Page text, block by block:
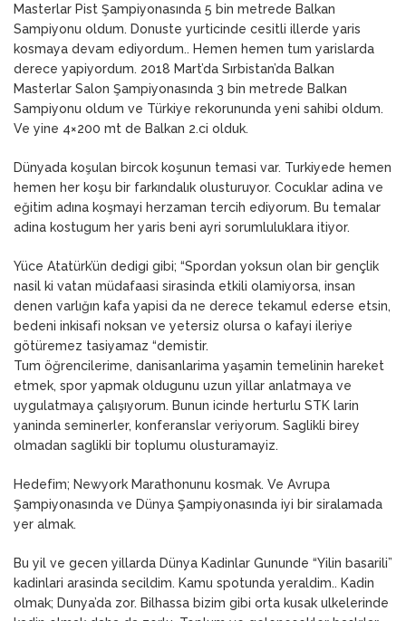
Masterlar Pist Şampiyonasında 5 bin metrede Balkan
Sampiyonu oldum. Donuste yurticinde cesitli illerde yaris
kosmaya devam ediyordum.. Hemen hemen tum yarislarda
derece yapiyordum. 2018 Mart’da Sırbistan’da Balkan
Masterlar Salon Şampiyonasında 3 bin metrede Balkan
Sampiyonu oldum ve Türkiye rekorununda yeni sahibi oldum.
Ve yine 4×200 mt de Balkan 2.ci olduk.
Dünyada koşulan bircok koşunun temasi var. Turkiyede hemen
hemen her koşu bir farkındalık olusturuyor. Cocuklar adina ve
eğitim adına koşmayi herzaman tercih ediyorum. Bu temalar
adina kostugum her yaris beni ayri sorumluluklara itiyor.
Yüce Atatürk’ün dedigi gibi; “Spordan yoksun olan bir gençlik
nasil ki vatan müdafaasi sirasinda etkili olamiyorsa, insan
denen varlığın kafa yapisi da ne derece tekamul ederse etsin,
bedeni inkisafi noksan ve yetersiz olursa o kafayi ileriye
götüremez tasiyamaz “demistir.
Tum öğrencilerime, danisanlarima yaşamin temelinin hareket
etmek, spor yapmak oldugunu uzun yillar anlatmaya ve
uygulatmaya çalışıyorum. Bunun icinde herturlu STK larin
yaninda seminerler, konferanslar veriyorum. Saglikli birey
olmadan saglikli bir toplumu olusturamayiz.
Hedefim; Newyork Marathonunu kosmak. Ve Avrupa
Şampiyonasında ve Dünya Şampiyonasında iyi bir siralamada
yer almak.
Bu yil ve gecen yillarda Dünya Kadinlar Gununde “Yilin basarili”
kadinlari arasinda secildim. Kamu spotunda yeraldim.. Kadin
olmak; Dunya’da zor. Bilhassa bizim gibi orta kusak ulkelerinde